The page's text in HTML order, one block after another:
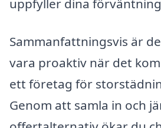
uppfyller dina
Sammanfattningsvis är
vara proaktiv när det
ett företag för
Genom att samla in och